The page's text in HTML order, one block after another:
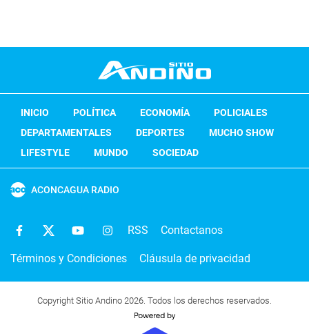
INICIO POLÍTICA ECONOMÍA
POLICIALES
DEPARTAMENTALES
DEPORTES
MUCHO SHOW
LIFESTYLE
MUNDO SOCIEDAD
ACONCAGUA RADIO
RSS Contactanos
Términos y Condiciones Cláusula de privacidad
Copyright Sitio Andino 2026. Todos los derechos reservados.